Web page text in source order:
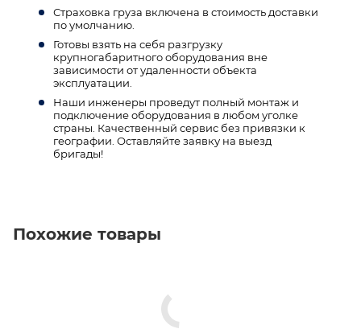
Страховка груза включена в стоимость доставки
по умолчанию.
Готовы взять на себя разгрузку
крупногабаритного оборудования вне
зависимости от удаленности объекта
эксплуатации.
Наши инженеры проведут полный монтаж и
подключение оборудования в любом уголке
страны. Качественный сервис без привязки к
географии. Оставляйте заявку на выезд
бригады!
Похожие товары